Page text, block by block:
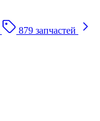
879 запчастей